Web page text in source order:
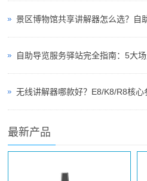
自助导览服务驿站完全指南：5大
最新产品